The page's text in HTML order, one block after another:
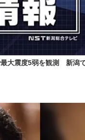
最大震度5弱を観測 新潟